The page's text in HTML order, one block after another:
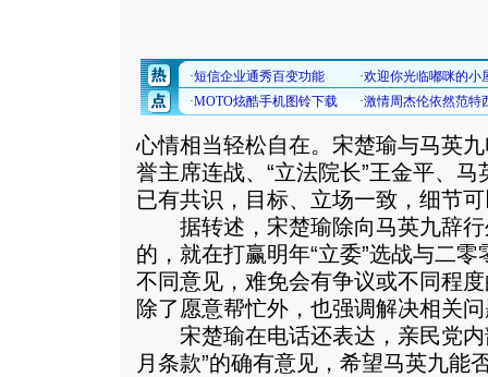
心情相当轻松自在。宋楚瑜与马英
誉主席连战、“立法院长”王金平、
已有共识，目标、立场一致，细节
据转述，宋楚瑜除向马英九辞行
的，就在打赢明年“立委”选战与二零
不同意见，难免会有争议或不同程
除了愿意帮忙外，也强调解决相关
宋楚瑜在电话还表达，亲民党内
月条款”的确有意见，希望马英九能